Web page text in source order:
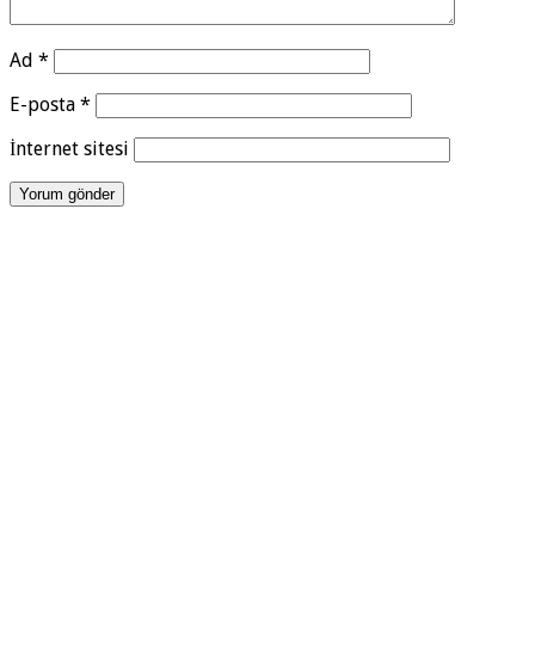
Ad *
E-posta *
İnternet sitesi